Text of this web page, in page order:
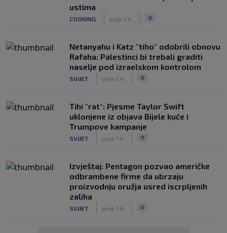
ustima
COOKING prije 1 h 0
Netanyahu i Katz "tiho" odobrili obnovu
Rafaha: Palestinci bi trebali graditi
naselje pod izraelskom kontrolom
SVIJET prije 1 h 0
Tihi "rat": Pjesme Taylor Swift
uklonjene iz objava Bijele kuće i
Trumpove kampanje
SVIJET prije 1 h 0
Izvještaj: Pentagon pozvao američke
odbrambene firme da ubrzaju
proizvodnju oružja usred iscrpljenih
zaliha
SVIJET prije 1 h 0